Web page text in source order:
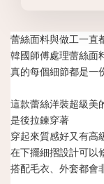
蕾絲面料與做工一直
韓國師傅處理蕾絲面
真的每個細節都是一
這款蕾絲洋裝超級美
是後拉鍊穿著
穿起來質感好又有高
在下擺細摺設計可以
搭配毛衣、外套都會